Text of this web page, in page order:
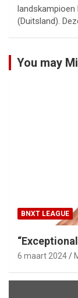
landskampioen
(Duitsland).
You may
BNXT LEAGUE
6 maart 2024